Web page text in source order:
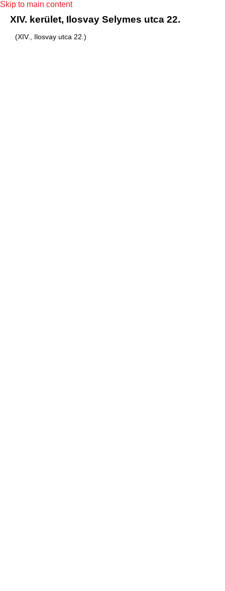
Skip to main content
XIV. kerület, Ilosvay Selymes utca 22.
(XIV., Ilosvay utca 22.)